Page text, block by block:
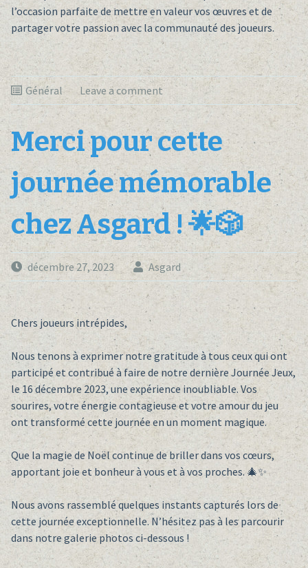
l’occasion parfaite de mettre en valeur vos œuvres et de
partager votre passion avec la communauté des joueurs.
Général Leave a comment
Merci pour cette
journée mémorable
chez Asgard ! 🌟🎲
décembre 27, 2023 Asgard
Chers joueurs intrépides,
Nous tenons à exprimer notre gratitude à tous ceux qui ont
participé et contribué à faire de notre dernière Journée Jeux,
le 16 décembre 2023, une expérience inoubliable. Vos
sourires, votre énergie contagieuse et votre amour du jeu
ont transformé cette journée en un moment magique.
Que la magie de Noël continue de briller dans vos cœurs,
apportant joie et bonheur à vous et à vos proches. 🎄✨
Nous avons rassemblé quelques instants capturés lors de
cette journée exceptionnelle. N’hésitez pas à les parcourir
dans notre galerie photos ci-dessous !